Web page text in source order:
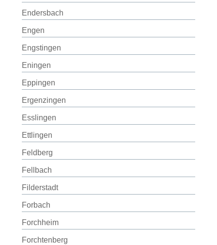
Endersbach
Engen
Engstingen
Eningen
Eppingen
Ergenzingen
Esslingen
Ettlingen
Feldberg
Fellbach
Filderstadt
Forbach
Forchheim
Forchtenberg